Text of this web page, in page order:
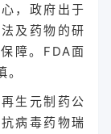
，政府出于
及药物的研
障。FDA面
生元制药公
病毒药物瑞